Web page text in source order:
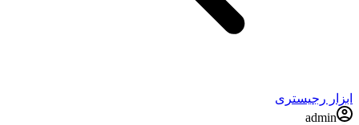
ابزار رجیستری
admin